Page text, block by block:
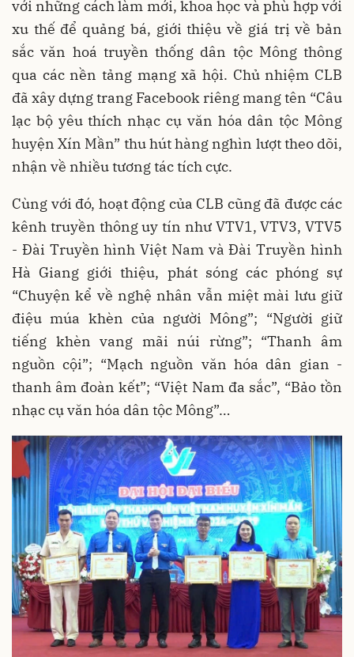
với những cách làm mới, khoa học và phù hợp với
xu thế để quảng bá, giới thiệu về giá trị về bản
sắc văn hoá truyền thống dân tộc Mông thông
qua các nền tảng mạng xã hội. Chủ nhiệm CLB
đã xây dựng trang Facebook riêng mang tên “Câu
lạc bộ yêu thích nhạc cụ văn hóa dân tộc Mông
huyện Xín Mần” thu hút hàng nghìn lượt theo dõi,
nhận về nhiều tương tác tích cực.
Cùng với đó, hoạt động của CLB cũng đã được các
kênh truyền thông uy tín như VTV1, VTV3, VTV5
- Đài Truyền hình Việt Nam và Đài Truyền hình
Hà Giang giới thiệu, phát sóng các phóng sự
“Chuyện kể về nghệ nhân vẫn miệt mài lưu giữ
điệu múa khèn của người Mông”; “Người giữ
tiếng khèn vang mãi núi rừng”; “Thanh âm
nguồn cội”; “Mạch nguồn văn hóa dân gian -
thanh âm đoàn kết”; “Việt Nam đa sắc”, “Bảo tồn
nhạc cụ văn hóa dân tộc Mông”…